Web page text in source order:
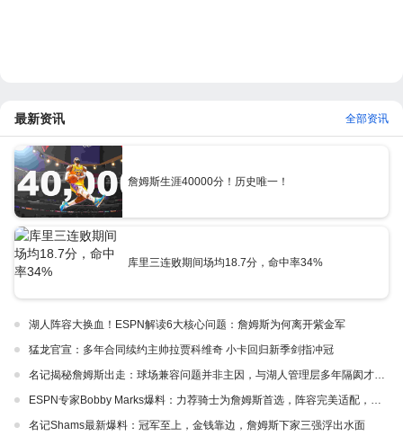
最新资讯 全部资讯
詹姆斯生涯40000分！历史唯一！
库里三连败期间场均18.7分，命中率34%
湖人阵容大换血！ESPN解读6大核心问题：詹姆斯为何离开紫金军
猛龙官宣：多年合同续约主帅拉贾科维奇 小卡回归新季剑指冲冠
名记揭秘詹姆斯出走：球场兼容问题并非主因，与湖人管理层多年隔阂才是真正导火索
ESPN专家Bobby Marks爆料：力荐骑士为詹姆斯首选，阵容完美适配，家乡情怀加分
名记Shams最新爆料：冠军至上，金钱靠边，詹姆斯下家三强浮出水面